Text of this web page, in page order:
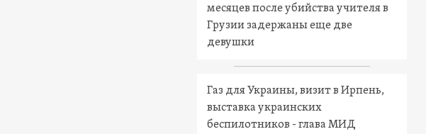
месяцев после убийства учителя в
Грузии задержаны еще две
девушки
Газ для Украины, визит в Ирпень,
выставка украинских
беспилотников - глава МИД